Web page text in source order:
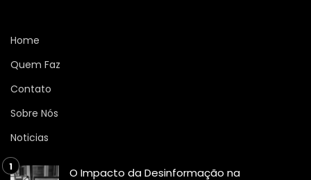
Home
Quem Faz
Contato
Sobre Nós
Noticias
O Impacto da Desinformação na